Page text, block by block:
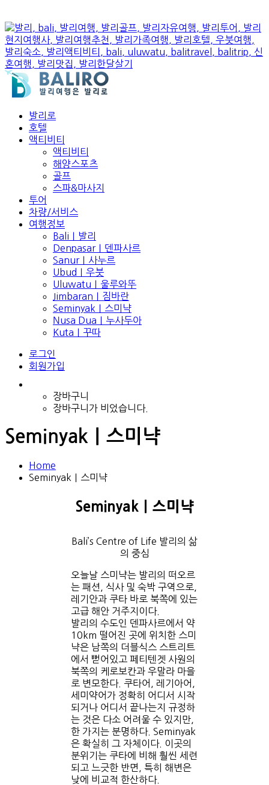
발리로
호텔
액티비티
액티비티
해양스포츠
골프
스파&마사지
투어
차량/서비스
여행정보
Bali｜발리
Denpasar｜덴파사르
Sanur｜사누르
Ubud｜우붓
Uluwatu｜울루와뚜
Jimbaran｜짐바란
Seminyak｜스미냑
Nusa Dua｜누사두아
Kuta｜꾸따
로그인
회원가입
장바구니
장바구니가 비었습니다.
Seminyak｜스미냑
Home
Seminyak｜스미냑
Seminyak｜스미냑
Bali’s Centre of Life 발리의 삶
의 중심
오늘날 스미냑는 발리의 떠오르
는 패션, 식사 및 숙박 구역으로,
레기안과 쿠타 바로 북쪽에 있는
고급 해안 거주지이다.
발리의 수도인 덴파사르에서 약
10km 떨어진 곳에 위치한 스미
냑은 남쪽의 더블식스 스트리트
에서 뻗어있고 페티텐겟 사원의
북쪽의 케로보칸과 우말라 마을
로 변모한다. 쿠타어, 레기아어,
세미약어가 정확히 어디서 시작
되거나 어디서 끝나는지 규정하
는 것은 다소 어려울 수 있지만,
한 가지는 분명하다. Seminyak
은 확실히 그 자체이다. 이곳의
분위기는 쿠타에 비해 훨씬 세련
되고 느긋한 반면, 특히 해변은
낮에 비교적 한산하다.